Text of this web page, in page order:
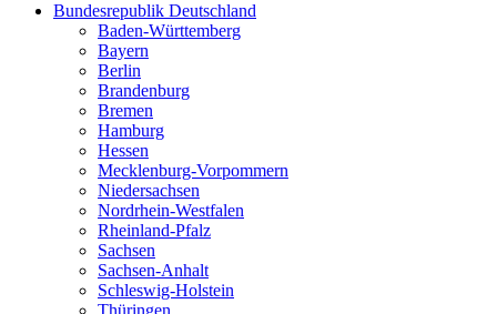
Bundesrepublik Deutschland
Baden-Württemberg
Bayern
Berlin
Brandenburg
Bremen
Hamburg
Hessen
Mecklenburg-Vorpommern
Niedersachsen
Nordrhein-Westfalen
Rheinland-Pfalz
Sachsen
Sachsen-Anhalt
Schleswig-Holstein